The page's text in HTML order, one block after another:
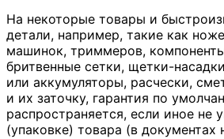
На некоторые товары и
детали, например, такие как
машинок, триммеров,
бритвенные сетки, щетки-
или аккумуляторы, расчески,
и их заточку, гарантия по
распространяется, если иное не
(упаковке) товара (в документах